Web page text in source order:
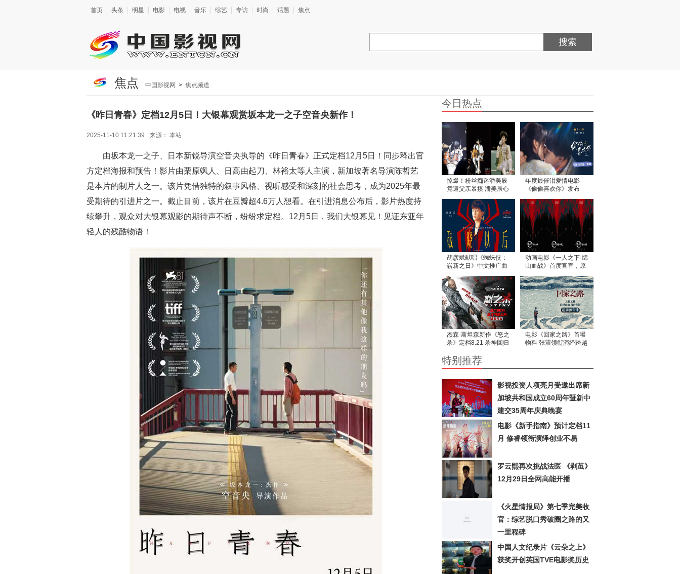
首页 头条 明星 电影 电视 音乐 综艺 专访 时尚 话题 焦点
搜索
焦点 中国影视网 > 焦点频道
《昨日青春》定档12月5日！大银幕观赏坂本龙一之子空音央新作！
2025-11-10 11:21:39 来源： 本站
由坂本龙一之子、日本新锐导演空音央执导的《昨日青春》正式定档12月5日！同步释出官
方定档海报和预告！影片由栗原飒人、日高由起刀、林裕太等人主演，新加坡著名导演陈哲艺
是本片的制片人之一。该片凭借独特的叙事风格、视听感受和深刻的社会思考，成为2025年最
受期待的引进片之一。截止目前，该片在豆瓣超4.6万人想看。在引进消息公布后，影片热度持
续攀升，观众对大银幕观影的期待声不断，纷纷求定档。12月5日，我们大银幕见！见证东亚年
轻人的残酷物语！
今日热点
惊爆！粉丝痴迷潘美辰
竟遭父亲暴揍 潘美辰心
年度最催泪爱情电影
《偷偷喜欢你》发布
胡彦斌献唱《蜘蛛侠：
崭新之日》中文推广曲
动画电影《一人之下·绵
山血战》首度官宣，原
写国漫热血新篇
杰森·斯坦森新作《怒之
杀》定档8.21 杀神回归
电影《回家之路》首曝
物料 张震领衔演绎跨越
特别推荐
影视投资人项亮月受邀出席新
加坡共和国成立60周年暨新中
建交35周年庆典晚宴
电影《新手指南》预计定档11
月 修睿领衔演绎创业不易
罗云熙再次挑战法医 《剥茧》
12月29日全网高能开播
《火星情报局》第七季完美收
官：综艺脱口秀破圈之路的又
一里程碑
中国人文纪录片《云朵之上》
获奖开创英国TVE电影奖历史